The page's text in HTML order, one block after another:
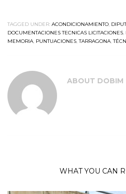
TAGGED UNDER: ACONDICIONAMIENTO
DOCUMENTACIONES TECNICAS LICITACIONES
MEMORIA PUNTUACIONES ,TARRAGONA ,
ABOUT DOBIM
WHAT YOU CAN